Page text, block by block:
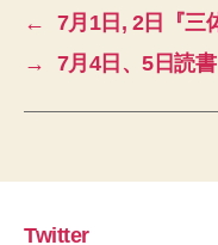
←
7月1日, 2日『三
→
7月4日、5日読
Twitter